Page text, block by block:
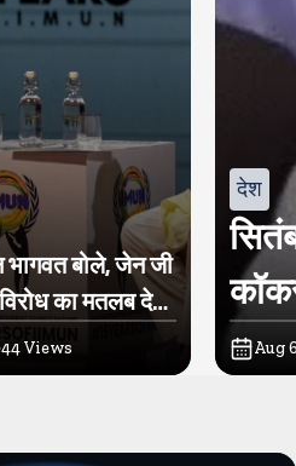
बोले, जेन जी
का मतलब देश
44Views
देश
Aug